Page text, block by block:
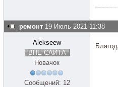
ремонт 19 Июль 2021 11:38
Alekseew
ВНЕ САЙТА
Новачок
Сообщений: 12